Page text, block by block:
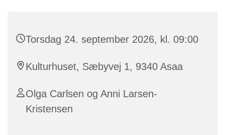
Torsdag 24. september 2026, kl. 09:00
Kulturhuset, Sæbyvej 1, 9340 Asaa
Olga Carlsen og Anni Larsen-
Kristensen